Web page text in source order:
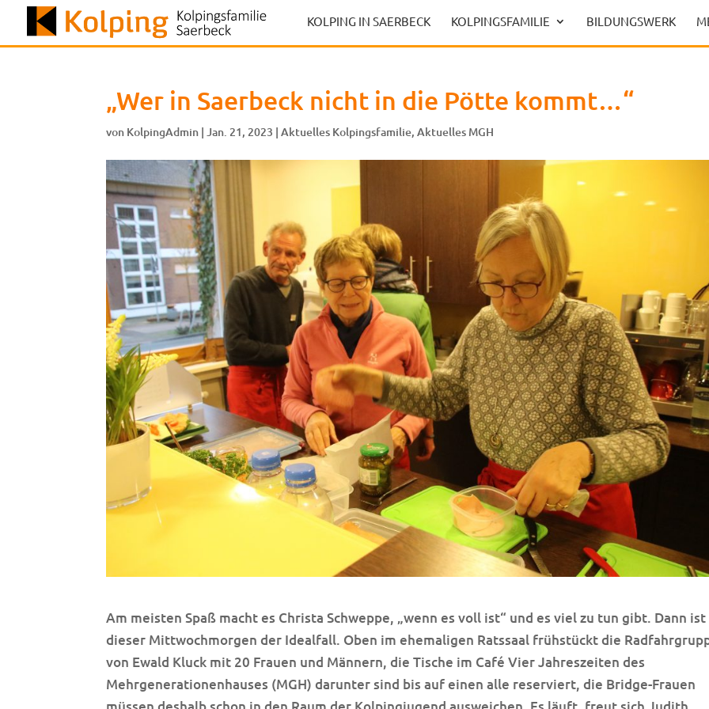
KOLPING IN SAERBECK KOLPINGSFAMILIE BILDUNGSWERK
„Wer in Saerbeck nicht in die Pötte kommt…“
von KolpingAdmin |Jan. 21, 2023 |Aktuelles Kolpingsfamilie,Aktuelles MGH
Am meisten Spaß macht es Christa Schweppe, „wenn es voll ist“ und es viel zu tun gibt. Dann ist
dieser Mittwochmorgen der Idealfall. Oben im ehemaligen Ratssaal frühstückt die
von Ewald Kluck mit 20 Frauen und Männern, die Tische im Café Vier Jahreszeiten des
Mehrgenerationenhauses (MGH) darunter sind bis auf einen alle reserviert, die Bridge-Frauen